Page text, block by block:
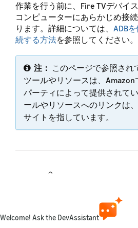
作業を行う前に、Fire TVデバイ
コンピューターにあらかじめ接
ります。詳細については、 ADB
続する方法を参照してください。
注： このページで参照され
ツールやリソースは、Amazon
パーティによって提供されて
ールやリソースへのリンクは
サイトを指しています。
アプリのイン
（コマンドラ
Welcome! Ask the DevAssistant